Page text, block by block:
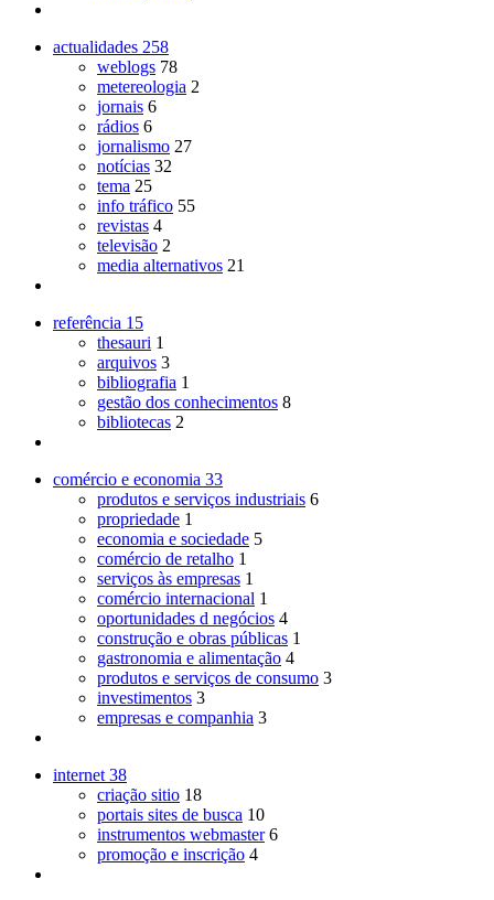
actualidades 258
weblogs 78
metereologia 2
jornais 6
rádios 6
jornalismo 27
notícias 32
tema 25
info tráfico 55
revistas 4
televisão 2
media alternativos 21
referência 15
thesauri 1
arquivos 3
bibliografia 1
gestão dos conhecimentos 8
bibliotecas 2
comércio e economia 33
produtos e serviços industriais 6
propriedade 1
economia e sociedade 5
comércio de retalho 1
serviços às empresas 1
comércio internacional 1
oportunidades d negócios 4
construção e obras públicas 1
gastronomia e alimentação 4
produtos e serviços de consumo 3
investimentos 3
empresas e companhia 3
internet 38
criação sitio 18
portais sites de busca 10
instrumentos webmaster 6
promoção e inscrição 4